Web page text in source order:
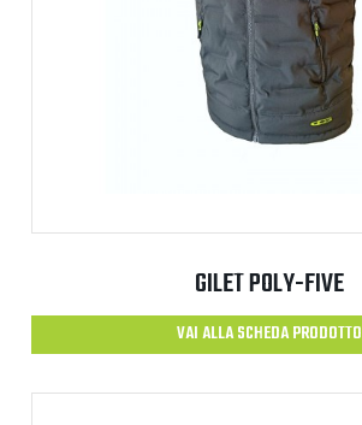
GILET POLY-FIVE
VAI ALLA SCHEDA PRODOTTO